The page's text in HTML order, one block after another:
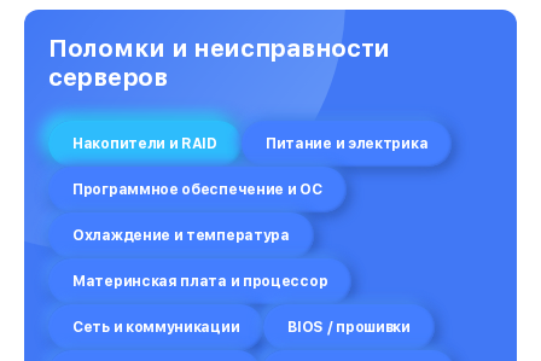
Поломки и неисправности
серверов
Накопители и RAID Питание и электрика
Программное обеспечение и ОС
Охлаждение и температура
Материнская плата и процессор
Сеть и коммуникации BIOS / прошивки